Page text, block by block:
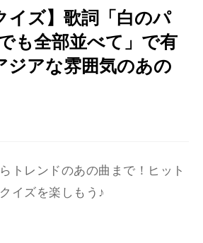
イズ】歌詞「白のパ
も全部並べて」で有
ジアな雰囲気のあの
トレンドのあの曲まで！ヒット
イズを楽しもう♪